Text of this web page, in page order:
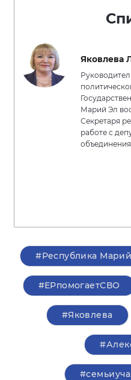
Яковлева
Марий Эл
Секретаря
работе с
#Республика
#ЕРпомогаетСВО
#Яковлева